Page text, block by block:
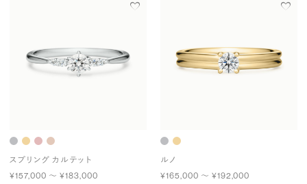
スプリング カルテット
¥157,000 〜 ¥183,000
ルノ
¥165,000 〜 ¥192,000